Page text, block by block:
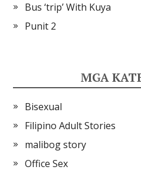
Bus ‘trip’ With Kuya
Punit 2
MGA
Bisexual
Filipino Adult Stories
malibog story
Office Sex